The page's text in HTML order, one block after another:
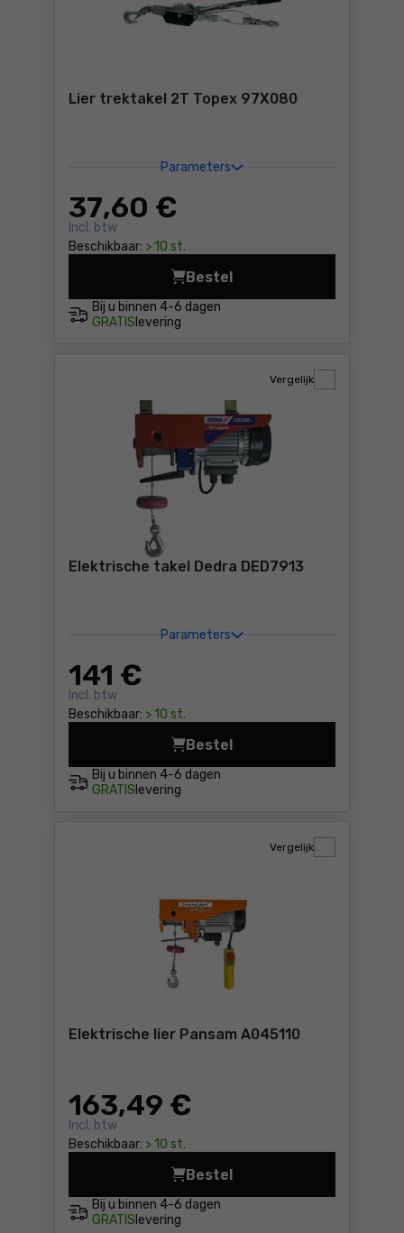
Lier trektakel 2T Topex 97X080
Parameters
37,60 €
Incl. btw
Beschikbaar: > 10 st.
Bij u binnen 4-6 dagen
GRATIS levering
Bestel
Lier trektakel 2T Topex
Elektrische takel Dedra DED7913
Parameters
141 €
Incl. btw
Beschikbaar: > 10 st.
Vergelijk
Bij u binnen 4-6 dagen
GRATIS levering
Bestel
Elektrische takel Dedra
Elektrische lier Pansam A045110
163,49 €
Incl. btw
Beschikbaar: > 10 st.
Vergelijk
Bij u binnen 4-6 dagen
GRATIS levering
Bestel
Elektrische lier Pansam